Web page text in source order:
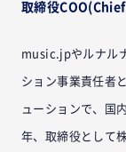
取締役
music.jpやルナル
ション事業責任者
ューションで、国
年、取締役として